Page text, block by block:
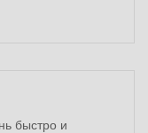
быстро и